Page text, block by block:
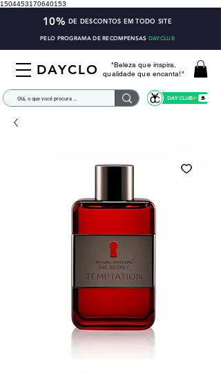
1504453170640153
10% DE DESCONTOS EM TODO SITE
PELO PROGRAMA DE RECOMPENSAS DAYCLUB
DAYCLO
"Beleza que inspira,
qualidade que encanta!"